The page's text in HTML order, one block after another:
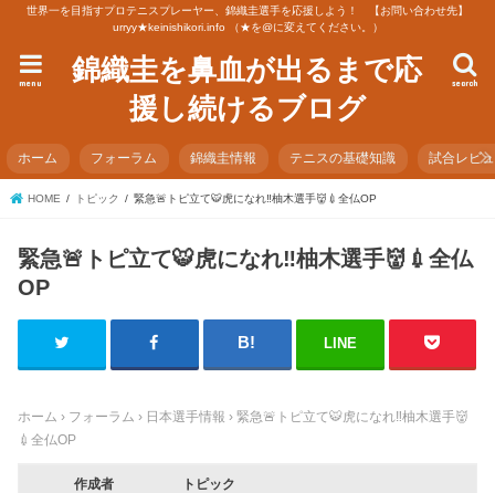
世界一を目指すプロテニスプレーヤー、錦織圭選手を応援しよう！ 【お問い合わせ先】
urryy★keinishikori.info （★を@に変えてください。）
錦織圭を鼻血が出るまで応
援し続けるブログ
search
menu
ホーム フォーラム 錦織圭情報 テニスの基礎知識 試合レビ
HOME トピック 緊急🚨トピ立て🐯虎になれ‼️柚木選手👹💉全仏OP
緊急🚨トピ立て🐯虎になれ‼️柚木選手👹💉全仏
OP
LINE
ホーム › フォーラム › 日本選手情報 › 緊急🚨トピ立て🐯虎になれ‼️柚木選手👹
💉全仏OP
作成者 トピック